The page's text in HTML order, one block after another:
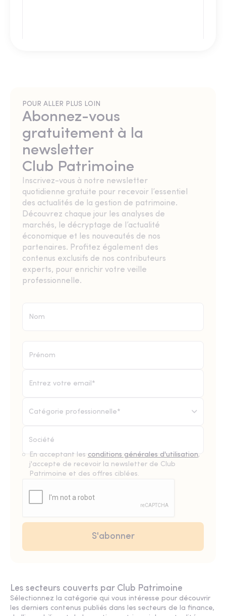
POUR ALLER PLUS LOIN
Abonnez-vous
gratuitement à la
newsletter
Club Patrimoine
Inscrivez-vous à notre newsletter
quotidienne gratuite pour recevoir l’essentiel
des actualités de la gestion de patrimoine.
Découvrez chaque jour les analyses de
marchés, le décryptage de l’actualité
économique et les nouveautés de nos
partenaires. Profitez également des
contenus exclusifs de nos contributeurs
experts, pour enrichir votre veille
professionnelle.
Catégorie professionnelle*
En acceptant les conditions générales d'utilisation,
j'accepte de recevoir la newsletter de Club
Patrimoine et des offres ciblées.
Les secteurs couverts par Club Patrimoine
Sélectionnez la catégorie qui vous intéresse pour découvrir
les derniers contenus publiés dans les secteurs de la finance,